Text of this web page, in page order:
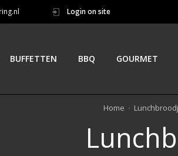
Login on site
BUFFETTEN BBQ GOURMET
Home